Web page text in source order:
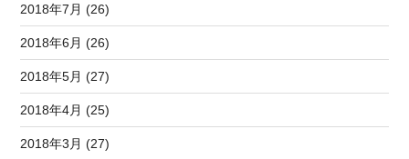
2018年7月 (26)
2018年6月 (26)
2018年5月 (27)
2018年4月 (25)
2018年3月 (27)